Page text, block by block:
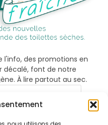
l'info, des promotions en
décalé, font de notre
À lire partout au sec.